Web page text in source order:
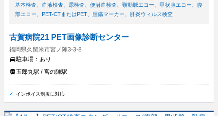
基本検査、 血液検査、 尿検査、 便潜血検査、 頸動脈エコー 甲状腺エコー
腹
部エコー
PET-CTまたはPET、 腫瘍マーカー 肝炎ウィルス検査
古賀病院21 PET画像診断センター
福岡県久留米市宮ノ陣3-3-8
駐車場： あり
五郎丸駅 / 宮の陣駅
インボイス制度に対応